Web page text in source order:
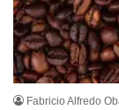
Fabricio Alfredo